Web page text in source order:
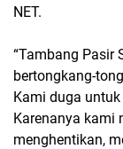
NET.
“Tambang Pasir
bertongkang-
Kami duga
Karenanya kami
menghentikan,